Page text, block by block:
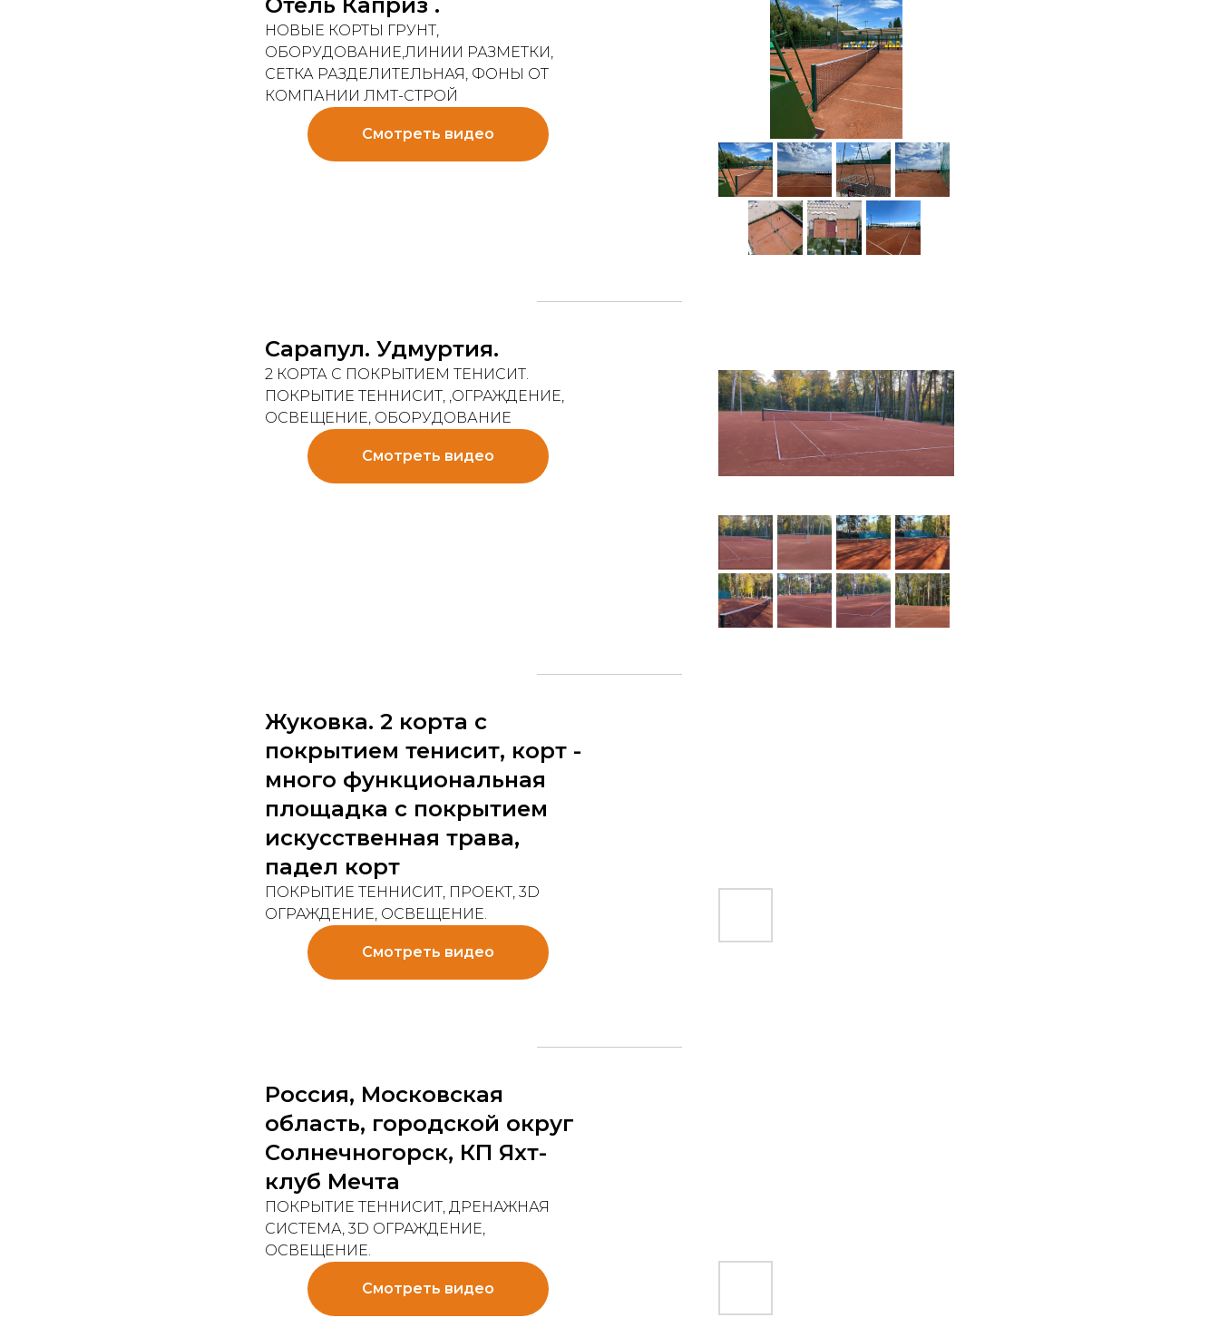
НОВЫЕ КОРТЫ ГРУНТ,
ОБОРУДОВАНИЕ,ЛИНИИ РАЗМЕТКИ,
СЕТКА РАЗДЕЛИТЕЛЬНАЯ, ФОНЫ ОТ
КОМПАНИИ ЛМТ-СТРОЙ
Смотреть видео
Сарапул. Удмуртия.
2 КОРТА С ПОКРЫТИЕМ ТЕНИСИТ.
ПОКРЫТИЕ ТЕННИСИТ, ,ОГРАЖДЕНИЕ,
ОСВЕЩЕНИЕ, ОБОРУДОВАНИЕ
Смотреть видео
Жуковка. 2 корта с
покрытием тенисит, корт -
много функциональная
площадка с покрытием
искусственная трава,
падел корт
ПОКРЫТИЕ ТЕННИСИТ, ПРОЕКТ, 3D
ОГРАЖДЕНИЕ, ОСВЕЩЕНИЕ.
Смотреть видео
Россия, Московская
область, городской округ
Солнечногорск, КП Яхт-
клуб Мечта
ПОКРЫТИЕ ТЕННИСИТ, ДРЕНАЖНАЯ
СИСТЕМА, 3D ОГРАЖДЕНИЕ,
ОСВЕЩЕНИЕ.
Смотреть видео